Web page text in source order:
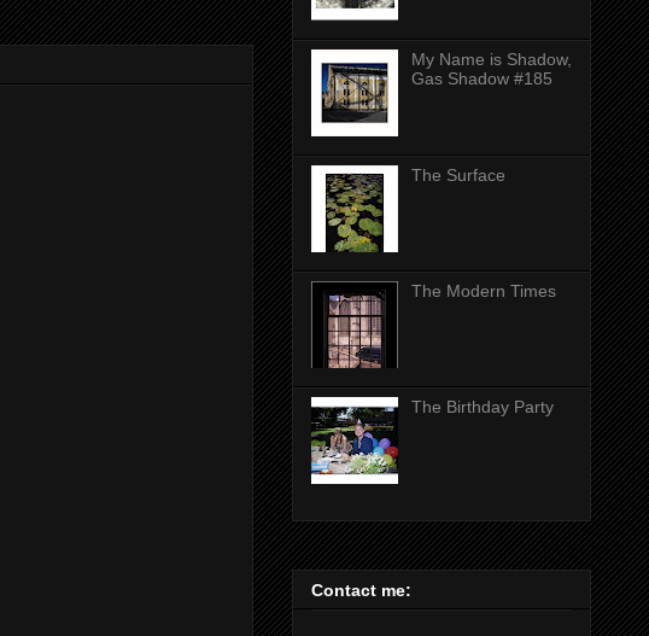
My Name is Shadow,
Gas Shadow #185
The Surface
The Modern Times
The Birthday Party
Contact me: